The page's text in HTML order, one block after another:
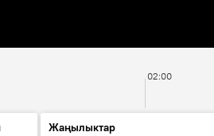
02:00
Жаңылыктар